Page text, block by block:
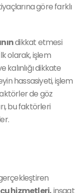
göre farklı
dikkat etmesi
olarak, işlem
kalınlığı dikkate
hassasiyeti, işlem
de göz
bu faktörleri
hizmetleri,inşaat